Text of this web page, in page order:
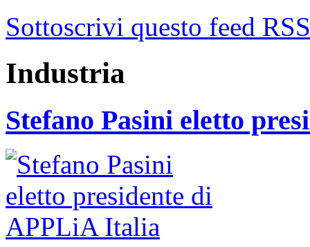
Sottoscrivi questo feed RSS
Industria
Stefano Pasini eletto